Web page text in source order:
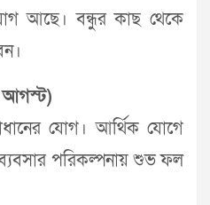
আছে। বন্ধুর কাছ থেকে
আগস্ট)
যোগ। আর্থিক যোগে
পরিকল্পনায় শুভ ফল